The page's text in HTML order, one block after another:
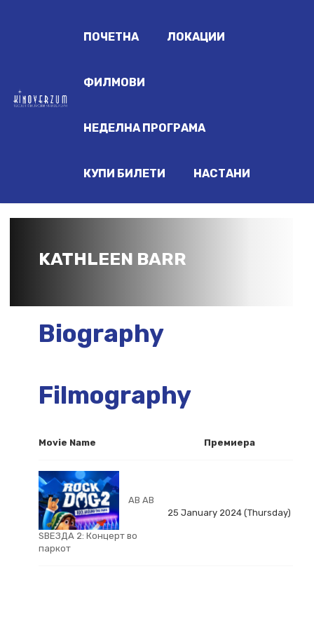
ПОЧЕТНА ЛОКАЦИИ
ФИЛМОВИ
НЕДЕЛНА ПРОГРАМА
КУПИ БИЛЕТИ НАСТАНИ
KATHLEEN BARR
Biography
Filmography
Movie Name Премиера
АВ АВ
ЅВЕЗДА 2: Концерт во
паркот
25 January 2024 (Thursday)